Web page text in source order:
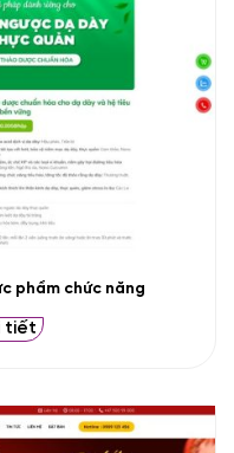
phẩm chức năng
tiết